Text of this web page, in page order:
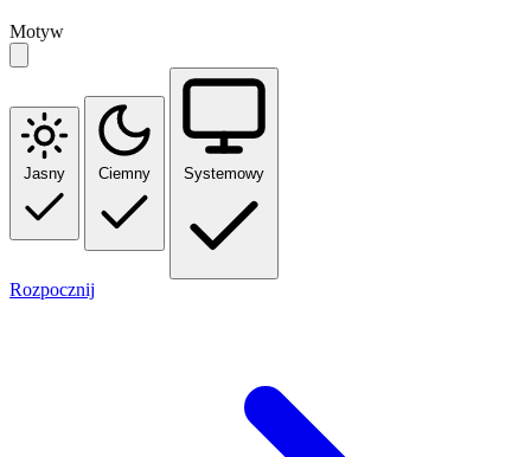
Motyw
Jasny Ciemny Systemowy
Rozpocznij